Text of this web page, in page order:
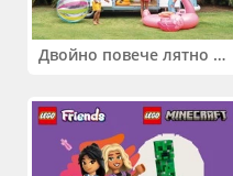
Двойно повече лятно забавление! Купи 2 продукта INTEX и вземи -33%